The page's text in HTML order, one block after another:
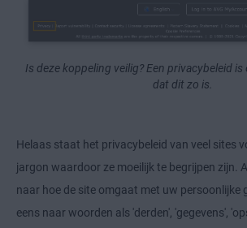
Is deze koppeling veilig? Een privacybeleid
dat dit zo is.
Helaas staat het privacybeleid van veel sites
jargon waardoor ze moeilijk te begrijpen zijn.
naar hoe de site omgaat met uw persoonlijke
eens naar woorden als 'derden', 'gegevens',